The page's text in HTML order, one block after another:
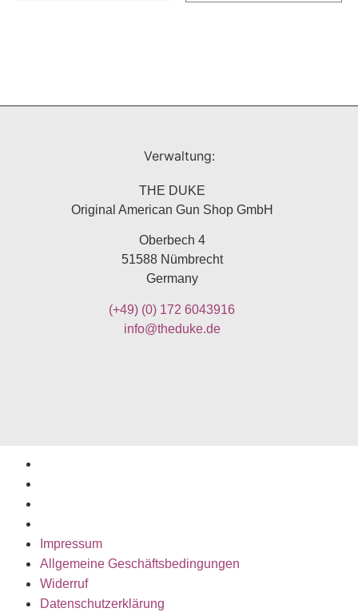
Verwaltung:
THE DUKE
Original American Gun Shop GmbH
Oberbech 4
51588 Nümbrecht
Germany
(+49) (0) 172 6043916
info@theduke.de
Impressum
Allgemeine Geschäftsbedingungen
Widerruf
Datenschutzerklärung